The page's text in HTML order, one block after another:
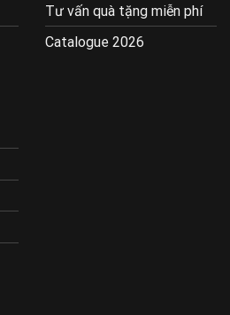
Tư vấn quà tặng miễn phí
Catalogue 2026